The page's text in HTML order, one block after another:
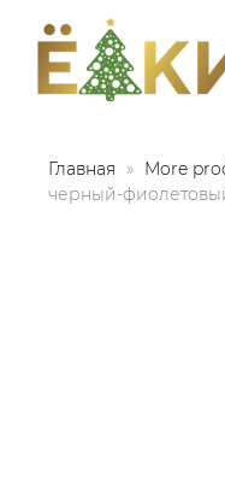
Главная More
черный-